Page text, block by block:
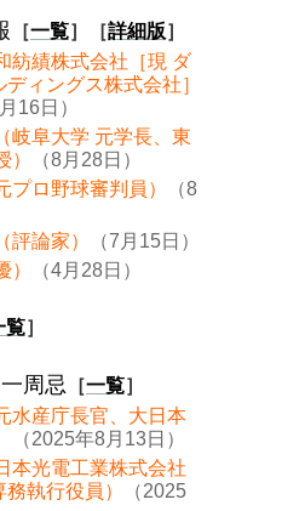
［一覧］［詳細版］
紡績株式会社［現 ダ
ィングス株式会社］
16日）
岐阜大学 元学長、東
（8月28日）
プロ野球審判員）
（8
評論家）
（7月15日）
（4月28日）
覧］
周忌 ［一覧］
水産庁長官、大日本
（2025年8月13日）
本光電工業株式会社
執行役員）
（2025